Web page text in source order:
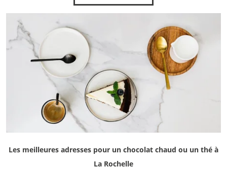
Les meilleures adresses pour un chocolat chaud ou un thé à
La Rochelle